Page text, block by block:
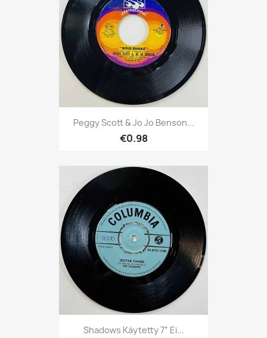
Peggy Scott & Jo Jo Benson...
€0.98
Shadows Käytetty 7” Ei...